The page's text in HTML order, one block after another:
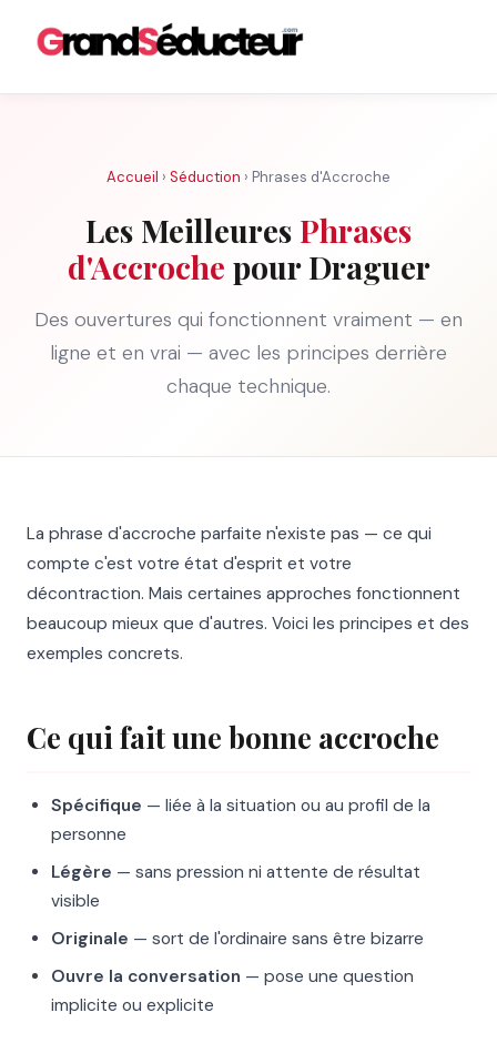
Accueil › Séduction › Phrases d'Accroche
Les Meilleures Phrases
d'Accroche pour Draguer
Des ouvertures qui fonctionnent vraiment — en
ligne et en vrai — avec les principes derrière
chaque technique.
La phrase d'accroche parfaite n'existe pas — ce qui
compte c'est votre état d'esprit et votre
décontraction. Mais certaines approches fonctionnent
beaucoup mieux que d'autres. Voici les principes et des
exemples concrets.
Ce qui fait une bonne accroche
Spécifique — liée à la situation ou au profil de la
personne
Légère — sans pression ni attente de résultat
visible
Originale — sort de l'ordinaire sans être bizarre
Ouvre la conversation — pose une question
implicite ou explicite